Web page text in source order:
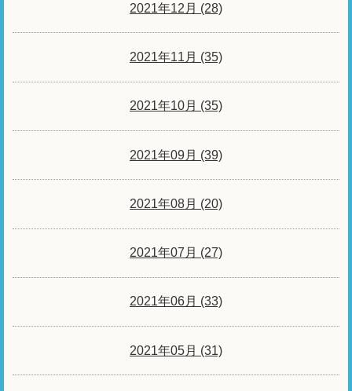
2021年12月 (28)
2021年11月 (35)
2021年10月 (35)
2021年09月 (39)
2021年08月 (20)
2021年07月 (27)
2021年06月 (33)
2021年05月 (31)